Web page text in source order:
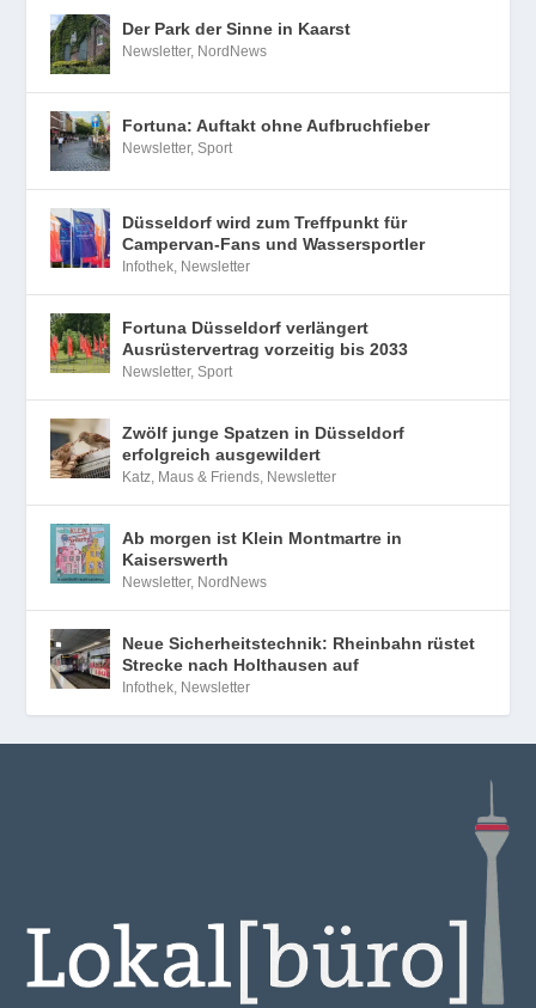
Der Park der Sinne in Kaarst
Newsletter, NordNews
Fortuna: Auftakt ohne Aufbruchfieber
Newsletter,Sport
Düsseldorf wird zum Treffpunkt für
Campervan-Fans und Wassersportler
Infothek Newsletter
Fortuna Düsseldorf verlängert
Ausrüstervertrag vorzeitig bis 2033
Newsletter,Sport
Zwölf junge Spatzen in Düsseldorf
erfolgreich ausgewildert
Katz, Maus & Friends Newsletter
Ab morgen ist Klein Montmartre in
Kaiserswerth
Newsletter, NordNews
Neue Sicherheitstechnik: Rheinbahn rüstet
Strecke nach Holthausen auf
Infothek Newsletter